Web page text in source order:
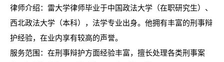
律师介绍：雷大学律师毕业于中国政法大学（在职研究生）、
西北政法大学（本科），法学专业出身。他拥有丰富的刑事辩
护经验，在业内享有较高的声誉。
服务范围：在刑事辩护方面经验丰富，擅长处理各类刑事案